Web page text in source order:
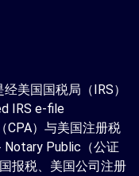
美国国税局（IRS）
IRS e-file
CPA）与美国注册税
Notary Public（公证
报税、美国公司注册